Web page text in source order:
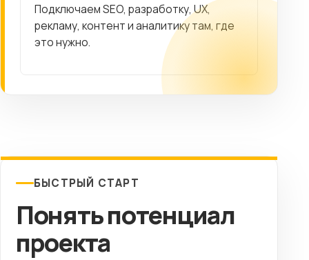
Подключаем SEO, разработку, UX,
рекламу, контент и аналитику там, где
это нужно.
БЫСТРЫЙ СТАРТ
Понять потенциал
проекта